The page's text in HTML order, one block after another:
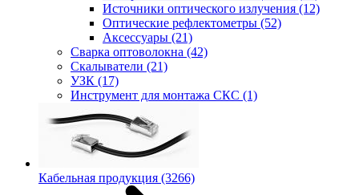
Источники оптического излучения (12)
Оптические рефлектометры (52)
Аксессуары (21)
Сварка оптоволокна (42)
Скалыватели (21)
УЗК (17)
Инструмент для монтажа СКС (1)
Кабельная продукция (3266)